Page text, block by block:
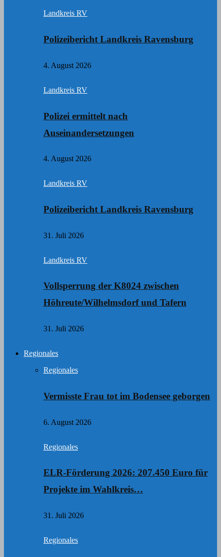
Landkreis RV
Polizeibericht Landkreis Ravensburg
4. August 2026
Landkreis RV
Polizei ermittelt nach
Auseinandersetzungen
4. August 2026
Landkreis RV
Polizeibericht Landkreis Ravensburg
31. Juli 2026
Landkreis RV
Vollsperrung der K8024 zwischen
Höhreute/Wilhelmsdorf und Tafern
31. Juli 2026
Regionales
Regionales
Vermisste Frau tot im Bodensee geborgen
6. August 2026
Regionales
ELR-Förderung 2026: 207.450 Euro für
Projekte im Wahlkreis…
31. Juli 2026
Regionales